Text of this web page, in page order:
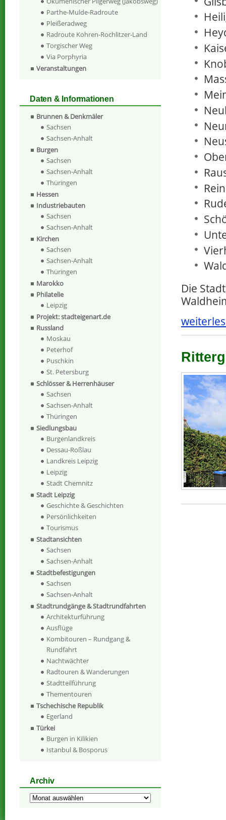
Die
Parthe-Mulde-Radroute
Pleißeradweg
Radroute Kohren-Rochlitzer-Land
Torgischer Weg
Via Porphyria
Veranstaltungen
Daten & Informationen
Brunnen & Denkmäler
Sachsen
Sachsen-Anhalt
Burgen
Sachsen
Sachsen-Anhalt
Thüringen
Hessen
Industriebauten
Sachsen
Sachsen-Anhalt
Kirchen
Sachsen
Sachsen-Anhalt
Thüringen
Marokko
Philatelie
Leipzig
Projekt: stadteigenart.de
Russland
Moskau
Peterhof
Puschkin
St. Petersburg
Schlösser & Herrenhäuser
Sachsen
Sachsen-Anhalt
Thüringen
Siedlungsbau
Burgenlandkreis
Dessau-Roßlau
Landkreis Leipzig
Leipzig
Stadt Chemnitz
Stadt Leipzig
Geschichte & Geschichten
Persönlichkeiten
Tourismus
Stadtansichten
Sachsen
Sachsen-Anhalt
Stadtbefestigungen
Sachsen
Sachsen-Anhalt
Stadtrundgänge & Stadtrundfahrten
Architekturführung
Ausflüge
Kombitouren – Rundgang &
Rundfahrt
Nachtwächter
Radtouren & Wanderungen
Stadtteilführung
Thementouren
Tschechische Republik
Egerland
Türkei
Burgen in Kilikien
Istanbul & Bosporus
Archiv
Archiv